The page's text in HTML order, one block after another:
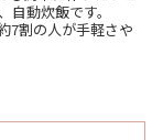
動炊飯です。
7割の人が手軽さや